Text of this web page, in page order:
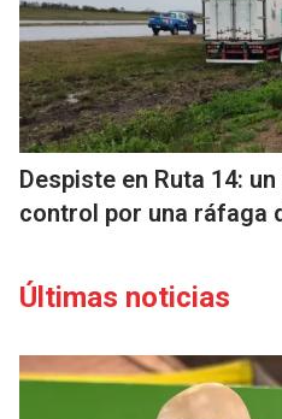
Despiste en Ruta 14:
control por una ráfaga
Últimas noticias